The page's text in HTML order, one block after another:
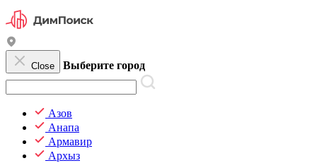
Close Выберите город
Азов
Анапа
Армавир
Архыз